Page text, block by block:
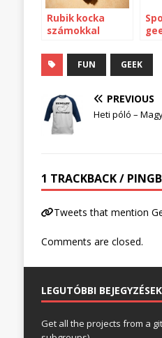
Rubik kocka
számokkal
FUN GEEK
PREVIOUS
Heti póló –
1 TRACKBACK /
Tweets that mention
Comments are closed.
LEGUTÓBBI BEJEGYZÉSEK
Get all the projects from a